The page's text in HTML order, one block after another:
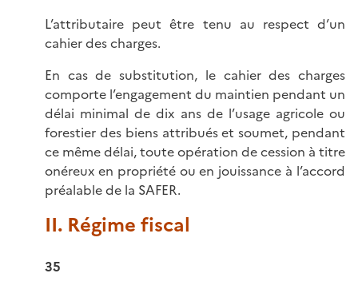
L’attributaire peut être tenu au respect d’un
cahier des charges.
En cas de substitution, le cahier des charges
comporte l’engagement du maintien pendant un
délai minimal de dix ans de l’usage agricole ou
forestier des biens attribués et soumet, pendant
ce même délai, toute opération de cession à titre
onéreux en propriété ou en jouissance à l’accord
préalable de la SAFER.
II. Régime fiscal
35